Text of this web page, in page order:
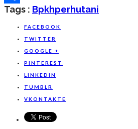
Share
Tags : BpkhPerhutani
FACEBOOK
TWITTER
GOOGLE +
PINTEREST
LINKEDIN
TUMBLR
VKONTAKTE